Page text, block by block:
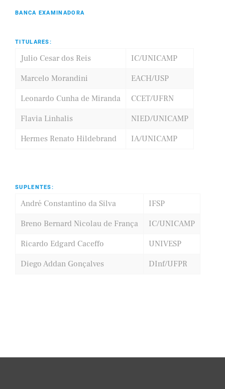
BANCA EXAMINADORA
TITULARES:
Julio Cesar dos Reis
IC/UNICAMP
Marcelo Morandini
EACH/USP
Leonardo Cunha de Miranda
CCET/UFRN
Flavia Linhalis
NIED/UNICAMP
Hermes Renato Hildebrand
IA/UNICAMP
SUPLENTES:
André Constantino da Silva
IFSP
Breno Bernard Nicolau de França
IC/UNICAMP
Ricardo Edgard Caceffo
UNIVESP
Diego Addan Gonçalves
DInf/UFPR